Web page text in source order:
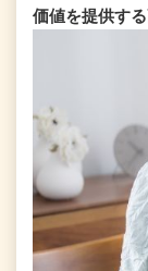
価値を提供す